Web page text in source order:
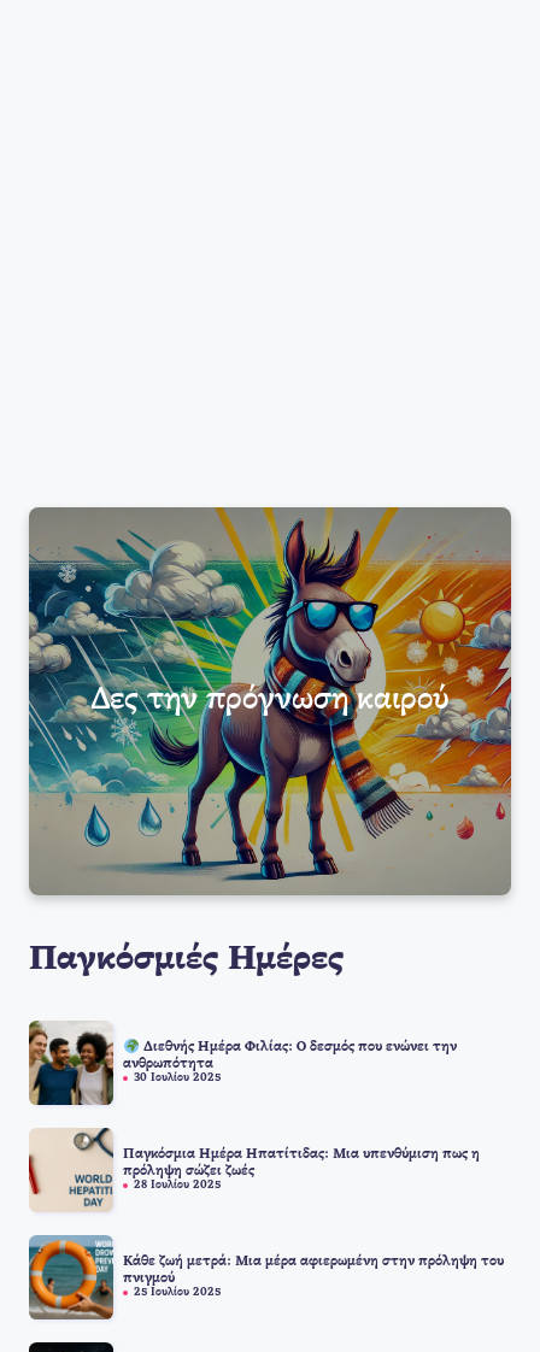
Δες την πρόγνωση καιρού
Παγκόσμιές Ημέρες
Διεθνής Ημέρα Φιλίας: Ο δεσμός που ενώνει την
ανθρωπότητα
30 Ιουλίου 2025
Παγκόσμια Ημέρα Ηπατίτιδας: Μια υπενθύμιση πως η
πρόληψη σώζει ζωές
28 Ιουλίου 2025
Κάθε ζωή μετρά: Μια μέρα αφιερωμένη στην πρόληψη του
πνιγμού
25 Ιουλίου 2025